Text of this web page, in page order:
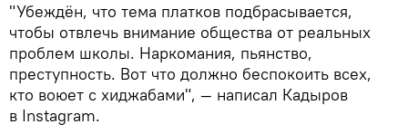
"Убеждён, что тема платков подбрасывается,
чтобы отвлечь внимание общества от реальных
проблем школы. Наркомания, пьянство,
преступность. Вот что должно беспокоить всех,
кто воюет с хиджабами", — написал Кадыров
в Instagram.